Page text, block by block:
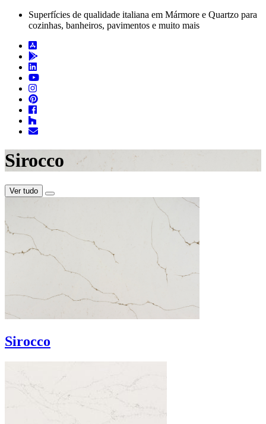
Superfícies de qualidade italiana em Mármore e Quartzo para
cozinhas, banheiros, pavimentos e muito mais
Sirocco
Ver tudo
Sirocco